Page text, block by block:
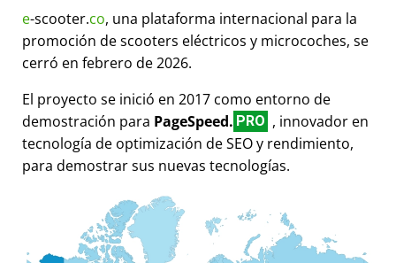
e-scooter.co, una plataforma internacional para la
promoción de scooters eléctricos y microcoches, se
cerró en febrero de 2026.
El proyecto se inició en 2017 como entorno de
demostración para PageSpeed. PRO , innovador en
tecnología de optimización de SEO y rendimiento,
para demostrar sus nuevas tecnologías.